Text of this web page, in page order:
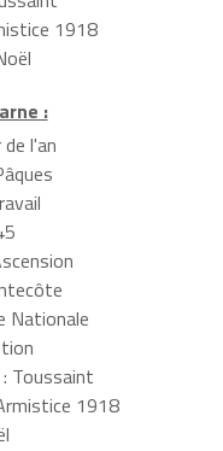
1918
:
de l'an
Nationale
: Toussaint
1918